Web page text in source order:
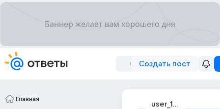
Создать пост
Главная
user_199184028